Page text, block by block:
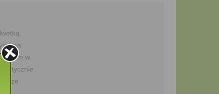
na
im w
optycznie